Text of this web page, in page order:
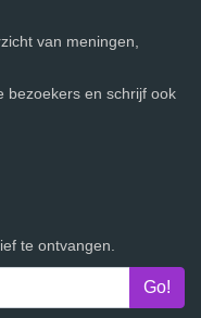
van meningen,
bezoekers en schrijf ook
te ontvangen.